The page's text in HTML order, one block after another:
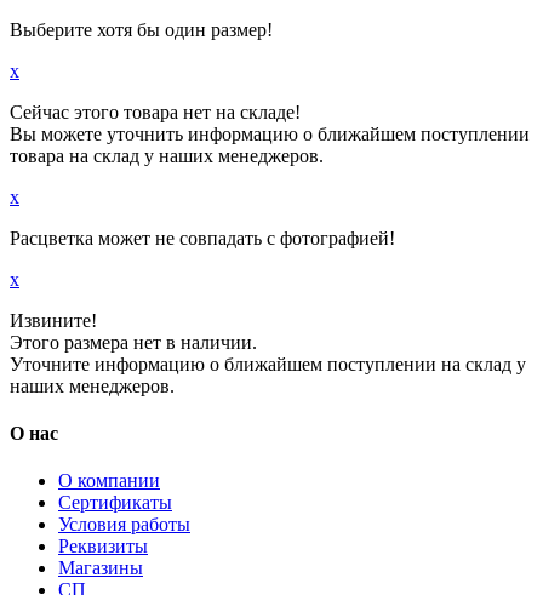
Выберите хотя бы один размер!
x
Сейчас этого товара нет на складе!
Вы можете уточнить информацию о ближайшем поступлении
товара на склад у наших менеджеров.
x
Расцветка может не совпадать с фотографией!
x
Извините!
Этого размера нет в наличии.
Уточните информацию о ближайшем поступлении на склад у
наших менеджеров.
О нас
О компании
Сертификаты
Условия работы
Реквизиты
Магазины
СП